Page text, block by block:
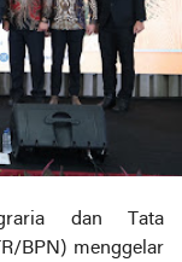
dan Tata
BPN) menggelar